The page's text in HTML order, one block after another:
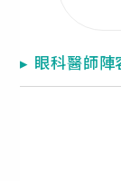
▸ 眼科醫師陣